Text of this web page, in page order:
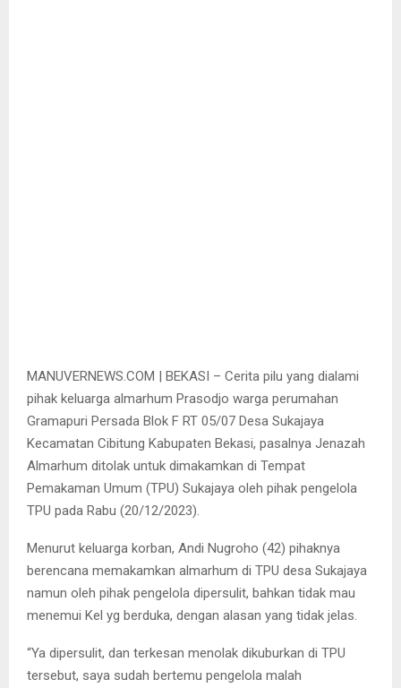
MANUVERNEWS.COM | BEKASI – Cerita pilu yang dialami
pihak keluarga almarhum Prasodjo warga perumahan
Gramapuri Persada Blok F RT 05/07 Desa Sukajaya
Kecamatan Cibitung Kabupaten Bekasi, pasalnya Jenazah
Almarhum ditolak untuk dimakamkan di Tempat
Pemakaman Umum (TPU) Sukajaya oleh pihak pengelola
TPU pada Rabu (20/12/2023).
Menurut keluarga korban, Andi Nugroho (42) pihaknya
berencana memakamkan almarhum di TPU desa Sukajaya
namun oleh pihak pengelola dipersulit, bahkan tidak mau
menemui Kel yg berduka, dengan alasan yang tidak jelas.
“Ya dipersulit, dan terkesan menolak dikuburkan di TPU
tersebut, saya sudah bertemu pengelola malah